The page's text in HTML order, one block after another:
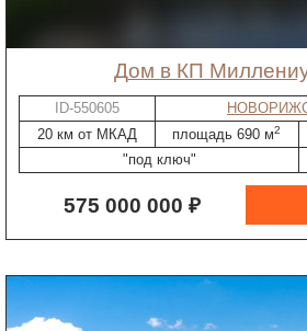
дом в КП
ID-550605
20 км от МКАД
площадь 690 м2
"под ключ"
575 000 000 ₽